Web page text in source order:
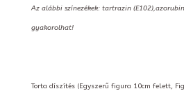
Az alábbi színezékek: tartrazin (E102),azorubin
gyakorolhat!
Torta díszítés (Egyszerű figura 10cm felett,